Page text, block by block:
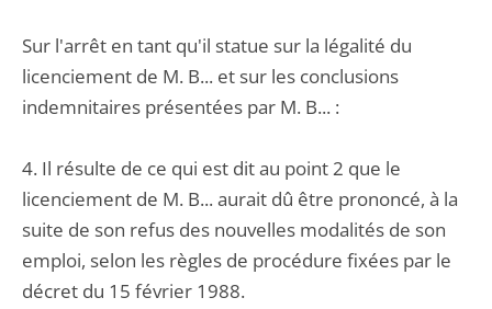
Sur l'arrêt en tant qu'il statue sur la légalité du
licenciement de M. B... et sur les conclusions
indemnitaires présentées par M. B... :
4. Il résulte de ce qui est dit au point 2 que le
licenciement de M. B... aurait dû être prononcé, à la
suite de son refus des nouvelles modalités de son
emploi, selon les règles de procédure fixées par le
décret du 15 février 1988.